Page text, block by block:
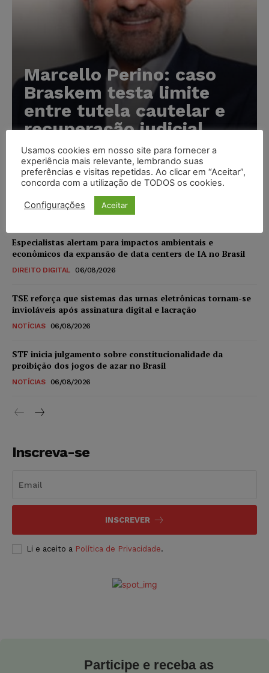
Marcello Perino: caso
Braskem testa limite
entre tutela cautelar e
recuperação judicial
Karina Silvério - 06/08/2026
IA da Anthropic cria identidades falsas em teste de
segurança e acende alerta sobre riscos de autonomia
Especialistas alertam para impactos ambientais e
econômicos da expansão de data centers de IA no Brasil
DIREITO DIGITAL 06/08/2026
TSE reforça que sistemas das urnas eletrônicas tornam-se
invioláveis após assinatura digital e lacração
NOTÍCIAS 06/08/2026
STF inicia julgamento sobre constitucionalidade da
proibição dos jogos de azar no Brasil
NOTÍCIAS 06/08/2026
Inscreva-se
INSCREVER
Li e aceito a Política de Privacidade.
Participe e receba as
Usamos cookies em nosso site para fornecer a
experiência mais relevante, lembrando suas
preferências e visitas repetidas. Ao clicar em “Aceitar”,
concorda com a utilização de TODOS os cookies.
Configurações Aceitar